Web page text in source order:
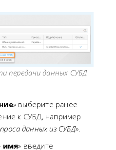
передачи данных СУБД
» выберите ранее
к СУБД, например
данных из СУБД».
имя» введите